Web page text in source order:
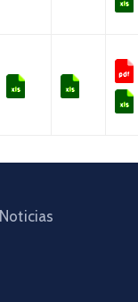
Noticias